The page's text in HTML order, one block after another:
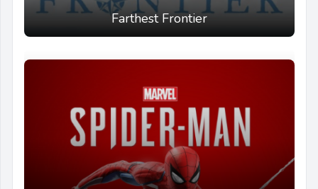
Farthest Frontier